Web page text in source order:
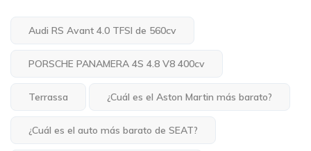
Audi RS Avant 4.0 TFSI de 560cv
PORSCHE PANAMERA 4S 4.8 V8 400cv
Terrassa ¿Cuál es el Aston Martin más barato?
¿Cuál es el auto más barato de SEAT?